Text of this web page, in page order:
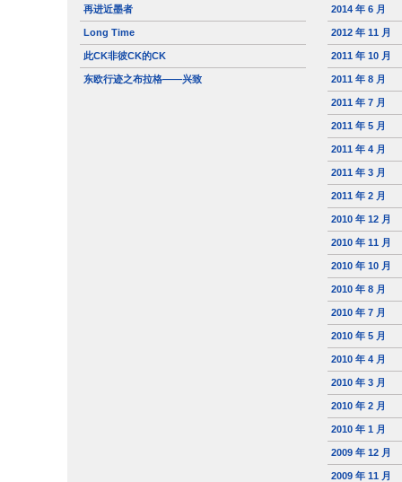
再进近墨者
Long Time
此CK非彼CK的CK
东欧行迹之布拉格——兴致
2014 年 6 月
2012 年 11 月
2011 年 10 月
2011 年 8 月
2011 年 7 月
2011 年 5 月
2011 年 4 月
2011 年 3 月
2011 年 2 月
2010 年 12 月
2010 年 11 月
2010 年 10 月
2010 年 8 月
2010 年 7 月
2010 年 5 月
2010 年 4 月
2010 年 3 月
2010 年 2 月
2010 年 1 月
2009 年 12 月
2009 年 11 月